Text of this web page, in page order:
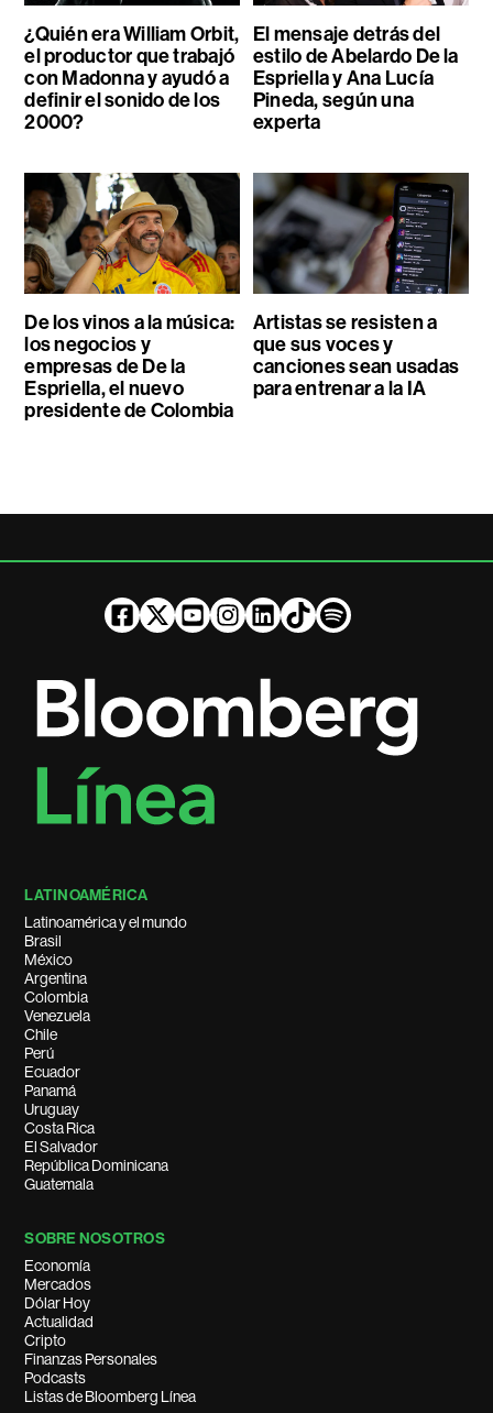
¿Quién era William Orbit,
el productor que trabajó
con Madonna y ayudó a
definir el sonido de los
2000?
El mensaje detrás del
estilo de Abelardo De la
Espriella y Ana Lucía
Pineda, según una
experta
De los vinos a la música:
los negocios y
empresas de De la
Espriella, el nuevo
presidente de Colombia
Artistas se resisten a
que sus voces y
canciones sean usadas
para entrenar a la IA
LATINOAMÉRICA
Latinoamérica y el mundo
Brasil
México
Argentina
Colombia
Venezuela
Chile
Perú
Ecuador
Panamá
Uruguay
Costa Rica
El Salvador
República Dominicana
Guatemala
SOBRE NOSOTROS
Economía
Mercados
Dólar Hoy
Actualidad
Cripto
Finanzas Personales
Podcasts
Listas de Bloomberg Línea